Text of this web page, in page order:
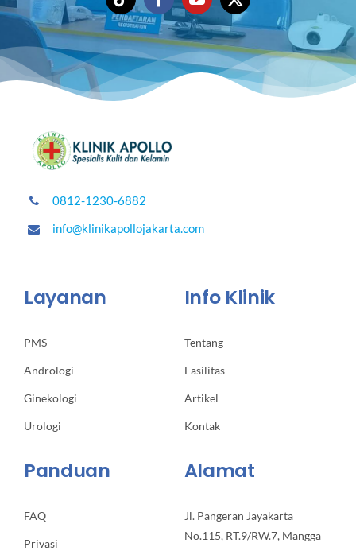
0812-1230-6882
info@klinikapollojakarta.com
Layanan
PMS
Andrologi
Ginekologi
Urologi
Info Klinik
Tentang
Fasilitas
Artikel
Kontak
Panduan
FAQ
Privasi
Alamat
Jl. Pangeran Jayakarta
No.115, RT.9/RW.7, Mangga